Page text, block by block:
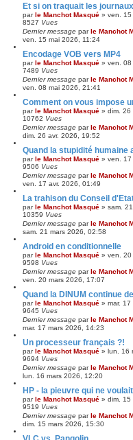
Et si on traquait les
parle Manchot Masqué » ven. 15
8527 Vues
Dernier message parle Manchot
ven. 15 mai 2026, 11:24
Encodage VOB vers MP4
parle Manchot Masqué » ven. 08
7489 Vues
Dernier message parle Manchot
ven. 08 mai 2026, 21:41
Comment on vous impose
parle Manchot Masqué » dim. 26
10762 Vues
Dernier message parle Manchot
dim. 26 avr. 2026, 19:52
Quand la stupidité humaine
parle Manchot Masqué » ven. 17
9506 Vues
Dernier message parle Manchot
ven. 17 avr. 2026, 01:49
La trahison du Conseil
parle Manchot Masqué » sam.
10359 Vues
Dernier message parle Manchot
sam. 21 mars 2026, 02:58
Android en conditionnelle
parle Manchot Masqué » ven. 20
9598 Vues
Dernier message parle Manchot
ven. 20 mars 2026, 17:07
Quand la DINUM continue
parle Manchot Masqué » mar.
9645 Vues
Dernier message parle Manchot
mar. 17 mars 2026, 14:23
Un processeur français ?!
parle Manchot Masqué » lun. 16
9694 Vues
Dernier message parle Manchot
lun. 16 mars 2026, 12:20
HP - la pieuvre qui ne
parle Manchot Masqué » dim. 15
9519 Vues
Dernier message parle Manchot
dim. 15 mars 2026, 15:30